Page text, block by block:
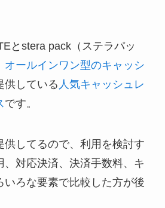
とstera pack（ステラパッ
オールインワン型のキャッシ
供している 人気キャッシュレ
です。
供してるので、利用を検討す
、対応決済、決済手数料、キ
いろな要素で比較した方が後